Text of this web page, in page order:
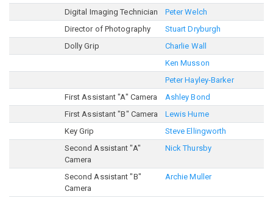
Digital Imaging Technician
Peter Welch
Director of Photography
Stuart Dryburgh
Dolly Grip
Charlie Wall
Ken Musson
Peter Hayley-Barker
First Assistant "A" Camera
Ashley Bond
First Assistant "B" Camera
Lewis Hume
Key Grip
Steve Ellingworth
Second Assistant "A"
Camera
Nick Thursby
Second Assistant "B"
Camera
Archie Muller